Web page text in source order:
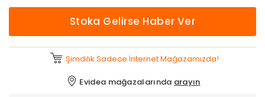
Stoka Gelirse Haber Ver
Şimdilik Sadece İnternet Mağazamızda!
Evidea mağazalarında arayın